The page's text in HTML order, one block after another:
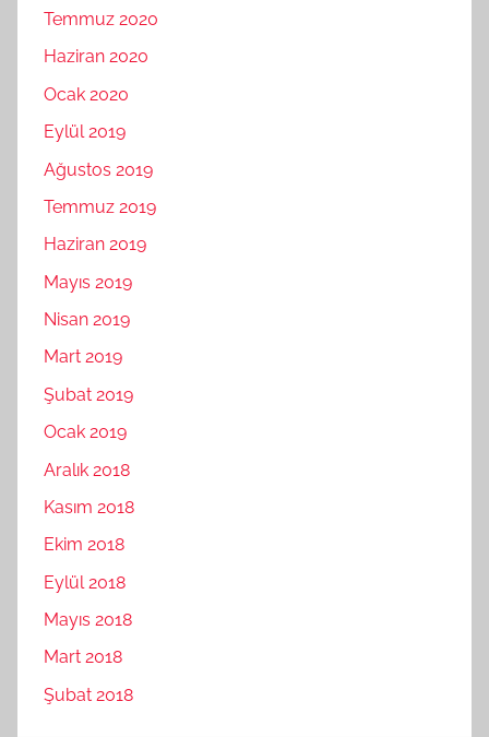
Temmuz 2020
Haziran 2020
Ocak 2020
Eylül 2019
Ağustos 2019
Temmuz 2019
Haziran 2019
Mayıs 2019
Nisan 2019
Mart 2019
Şubat 2019
Ocak 2019
Aralık 2018
Kasım 2018
Ekim 2018
Eylül 2018
Mayıs 2018
Mart 2018
Şubat 2018